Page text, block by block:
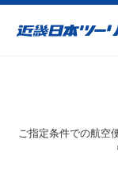
ご指定条件での航空